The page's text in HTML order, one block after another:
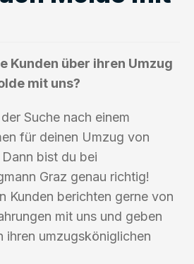
Kunden über ihren Umzug
mit uns?
Suche nach einem
für deinen Umzug von
bist du bei
Graz genau richtig!
Kunden berichten gerne von
mit uns und geben
ihren umzugsköniglichen